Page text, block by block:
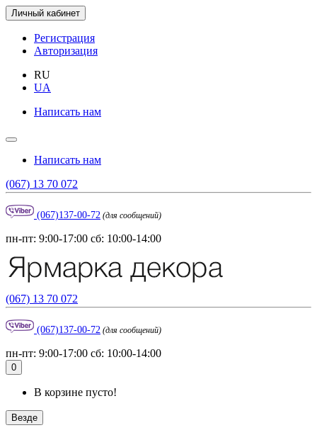
Личный кабинет
Регистрация
Авторизация
RU
UA
Написать нам
Написать нам
(067) 13 70 072
(067)137-00-72 (для сообщений)
пн-пт: 9:00-17:00 сб: 10:00-14:00
(067) 13 70 072
(067)137-00-72 (для сообщений)
пн-пт: 9:00-17:00 сб: 10:00-14:00
0
В корзине пусто!
Везде